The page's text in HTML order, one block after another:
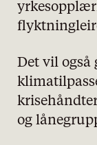
Det vil
og